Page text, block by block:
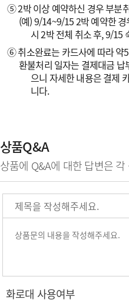
⑤ 2박 이상 예약하신 경우 부분
(예) 9/14~9/15 2박 예약한
시 2박 전체 취소 후, 9/15
⑥ 취소완료는 카드사에 따라 약
환불처리 일자는 결제대금
으니 자세한 내용은 결제
니다.
상품Q&A
상품에 Q&A에 대한 답변은
화로대 사용여부